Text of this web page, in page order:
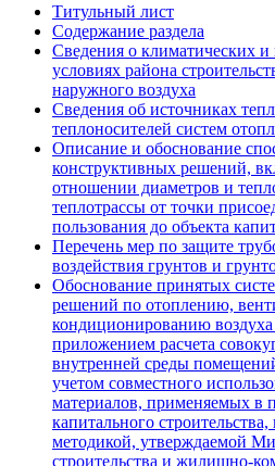
Титульный лист
Содержание раздела
Сведения о климатических и
условиях района
наружного воздуха
Сведения об источниках
теплоносителей систем
Описание и обоснование
конструктивных решений,
отношении диаметров и
теплотрассы от точки
пользования до объекта
Перечень мер по защите
воздействия грунтов и
Обоснование принятых
решений по отоплению,
кондиционированию
приложением расчета
внутренней среды
учетом совместного
материалов, применяемых в
капитального строительства,
методикой, утверждаемой
строительства и жилищно-